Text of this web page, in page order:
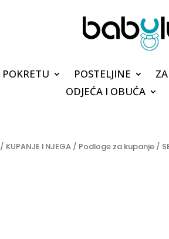
POSTELJINE
ODJEĆA I OBUĆA
/ KUPANJE I NJEGA / Podloge za kupanje /